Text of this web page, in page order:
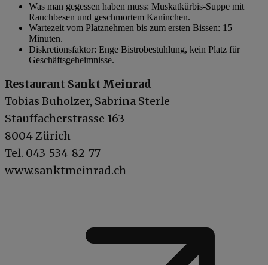
Was man gegessen haben muss: Muskatkürbis-Suppe mit
Rauchbesen und geschmortem Kaninchen.
Wartezeit vom Platznehmen bis zum ersten Bissen: 15
Minuten.
Diskretionsfaktor: Enge Bistrobestuhlung, kein Platz für
Geschäftsgeheimnisse.
Restaurant Sankt Meinrad
Tobias Buholzer, Sabrina Sterle
Stauffacherstrasse 163
8004 Zürich
Tel. 043 534 82 77
www.sanktmeinrad.ch